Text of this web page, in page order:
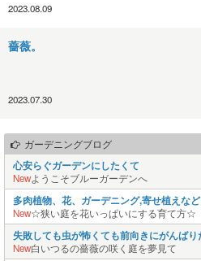
2023.08.09
薔薇。
2023.07.30
ガーデニングブログ
心安らぐガーデンにしたくて
Newようこそブルーガーデンへ
多肉植物、花、ガーデニング,寄せ植えな
New☆狭い庭を花いっぱいにする育て方☆
失敗しても虫が怖くても前向きにがんばり
New白いつるの薔薇の咲く庭を夢見て